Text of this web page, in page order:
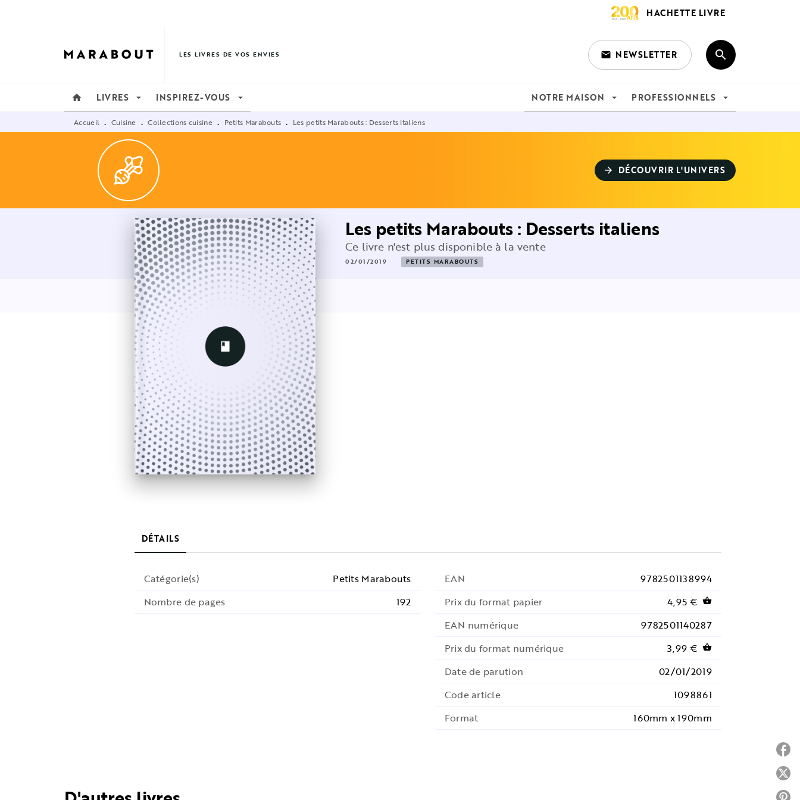
HACHETTE LIVRE
LES LIVRES DE VOS ENVIES email NEWSLETTER search
home LIVRES arrow_drop_down INSPIREZ-VOUS arrow_drop_down NOTRE MAISON arrow_drop_down PROFESSIONNELS arrow_drop_down
Accueil • Cuisine • Collections cuisine • Petits Marabouts • Les petits Marabouts : Desserts italiens
arrow_forward DÉCOUVRIR L'UNIVERS
Les petits Marabouts : Desserts italiens
Ce livre n'est plus disponible à la vente
02/01/2019 PETITS MARABOUTS
DÉTAILS
Catégorie(s)
Petits Marabouts
Nombre de pages
192
EAN
9782501138994
Prix du format papier
4,95 € shopping_basket
EAN numérique
9782501140287
Prix du format numérique
3,99 € shopping_basket
Date de parution
02/01/2019
Code article
1098861
Format
160mm x 190mm